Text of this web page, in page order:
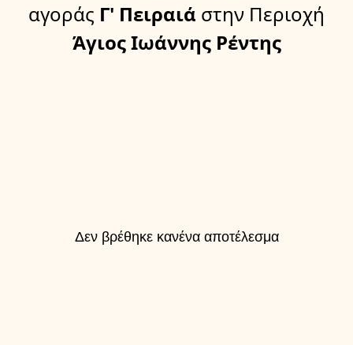
αγοράς Γ' Πειραιά στην Περιοχή
Άγιος Ιωάννης Ρέντης
Δεν βρέθηκε κανένα αποτέλεσμα